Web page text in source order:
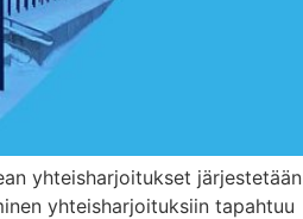
yhteisharjoitukset järjestetään
yhteisharjoituksiin tapahtuu